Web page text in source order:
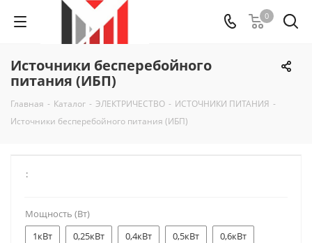
0
Источники бесперебойного
питания (ИБП)
Главная - Каталог - ЭЛЕКТРИЧЕСТВО - ИСТОЧНИКИ ПИТАНИЯ -
Источники бесперебойного питания (ИБП)
:
Мощность (Вт)
1кВт
0,25кВт 0,4кВт 0,5кВт 0,6кВт